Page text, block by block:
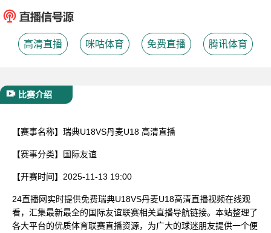
高清直播 咪咕体育 免费直播 腾讯体育
比赛介绍
【赛事名称】 瑞典U18VS丹麦U18 高清直播
【赛事分类】 国际友谊
【开赛时间】 2025-11-13 19:00
24直播网实时提供免费瑞典U18VS丹麦U18高清直播视频在线观
看，汇集最新最全的国际友谊联赛相关直播导航链接。本站整理了
各大平台的优质体育联赛直播资源，为广大的球迷朋友提供一个便